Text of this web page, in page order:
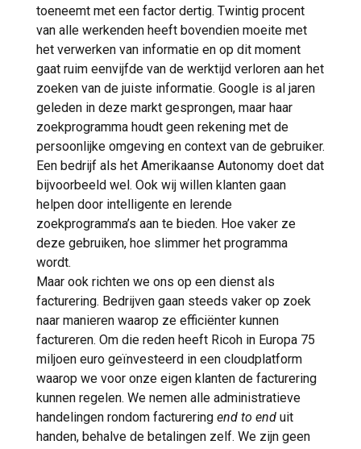
toeneemt met een factor dertig. Twintig procent
van alle werkenden heeft bovendien moeite met
het verwerken van informatie en op dit moment
gaat ruim eenvijfde van de werktijd verloren aan het
zoeken van de juiste informatie. Google is al jaren
geleden in deze markt gesprongen, maar haar
zoekprogramma houdt geen rekening met de
persoonlijke omgeving en context van de gebruiker.
Een bedrijf als het Amerikaanse Autonomy doet dat
bijvoorbeeld wel. Ook wij willen klanten gaan
helpen door intelligente en lerende
zoekprogramma’s aan te bieden. Hoe vaker ze
deze gebruiken, hoe slimmer het programma
wordt.
Maar ook richten we ons op een dienst als
facturering. Bedrijven gaan steeds vaker op zoek
naar manieren waarop ze efficiënter kunnen
factureren. Om die reden heeft Ricoh in Europa 75
miljoen euro geïnvesteerd in een cloudplatform
waarop we voor onze eigen klanten de facturering
kunnen regelen. We nemen alle administratieve
handelingen rondom facturering end to end uit
handen, behalve de betalingen zelf. We zijn geen